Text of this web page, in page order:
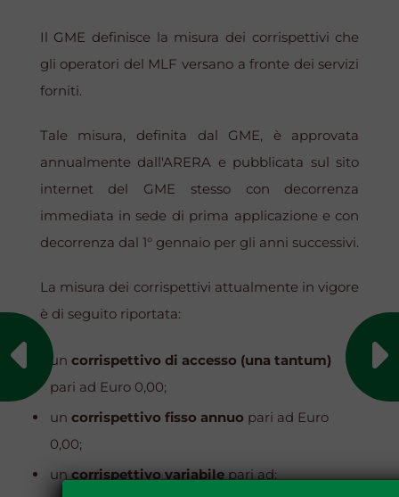
Il GME definisce la misura dei corrispettivi che
gli operatori del MLF versano a fronte dei servizi
forniti.
Tale misura, definita dal GME, è approvata
annualmente dall'ARERA e pubblicata sul sito
internet del GME stesso con decorrenza
immediata in sede di prima applicazione e con
decorrenza dal 1° gennaio per gli anni successivi.
La misura dei corrispettivi attualmente in vigore
è di seguito riportata:
un corrispettivo di accesso (una tantum)
pari ad Euro 0,00;
un corrispettivo fisso annuo pari ad Euro
0,00;
uncorrispettivo variabilepari ad: